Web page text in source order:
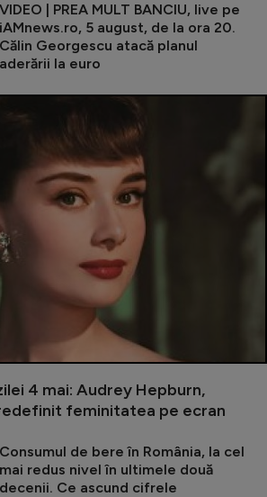
VIDEO | PREA MULT BANCIU, live pe
iAMnews.ro, 5 august, de la ora 20.
Călin Georgescu atacă planul
aderării la euro
4 mai: Audrey Hepburn,
feminitatea pe ecran
Consumul de bere în România, la cel
mai redus nivel în ultimele două
decenii. Ce ascund cifrele